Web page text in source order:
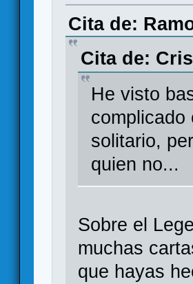
Cita de:
Cita de:
He visto
complicado
solitario,
quien no...
Sobre el
muchas
que hayas